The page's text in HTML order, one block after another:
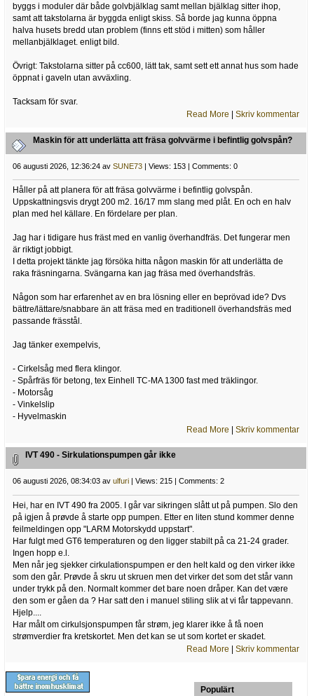
byggs i moduler där både golvbjälklag samt mellan bjälklag sitter ihop,
samt att takstolarna är byggda enligt skiss. Så borde jag kunna öppna
halva husets bredd utan problem (finns ett stöd i mitten) som håller
mellanbjälklaget. enligt bild.
Övrigt: Takstolarna sitter på cc600, lätt tak, samt sett ett annat hus som hade
öppnat i gaveln utan avväxling.
Tacksam för svar.
Read More |Skriv kommentar
Maskin för att underlätta att fräsa golvvärme i befintlig golvspån?
06 augusti 2026, 12:36:24 av SUNE73| Views: 153 | Comments: 0
Håller på att planera för att fräsa golvvärme i befintlig golvspån.
Uppskattningsvis drygt 200 m2. 16/17 mm slang med plåt. En och en halv
plan med hel källare. En fördelare per plan.
Jag har i tidigare hus fräst med en vanlig överhandfräs. Det fungerar men
är riktigt jobbigt.
I detta projekt tänkte jag försöka hitta någon maskin för att underlätta de
raka fräsningarna. Svängarna kan jag fräsa med överhandsfräs.
Någon som har erfarenhet av en bra lösning eller en beprövad ide? Dvs
bättre/lättare/snabbare än att fräsa med en traditionell överhandsfräs med
passande frässtål.
Jag tänker exempelvis,
- Cirkelsåg med flera klingor.
- Spårfräs för betong, tex Einhell TC-MA 1300 fast med träklingor.
- Motorsåg
- Vinkelslip
- Hyvelmaskin
Read More |Skriv kommentar
IVT 490 - Sirkulationspumpen går ikke
06 augusti 2026, 08:34:03 av ulfuri| Views: 215 | Comments: 2
Hei, har en IVT 490 fra 2005. I går var sikringen slått ut på pumpen. Slo den
på igjen å prøvde å starte opp pumpen. Etter en liten stund kommer denne
feilmeldingen opp "LARM Motorskydd uppstart".
Har fulgt med GT6 temperaturen og den ligger stabilt på ca 21-24 grader.
Ingen hopp e.l.
Men når jeg sjekker cirkulationspumpen er den helt kald og den virker ikke
som den går. Prøvde å skru ut skruen men det virker det som det står vann
under trykk på den. Normalt kommer det bare noen dråper. Kan det være
den som er gåen da ? Har satt den i manuel stiling slik at vi får tappevann.
Hjelp....
Har målt om cirkulsjonspumpen får strøm, jeg klarer ikke å få noen
strømverdier fra kretskortet. Men det kan se ut som kortet er skadet.
Read More |Skriv kommentar
Populärt